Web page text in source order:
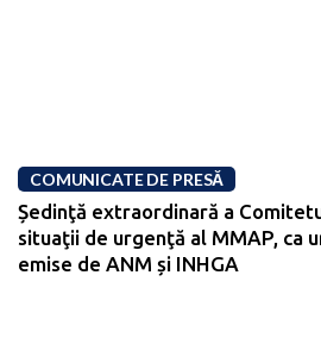
COMUNICATE DE PRESĂ
Ședinţă extraordinară a
situaţii de urgenţă al MMAP, ca
emise de ANM și INHGA